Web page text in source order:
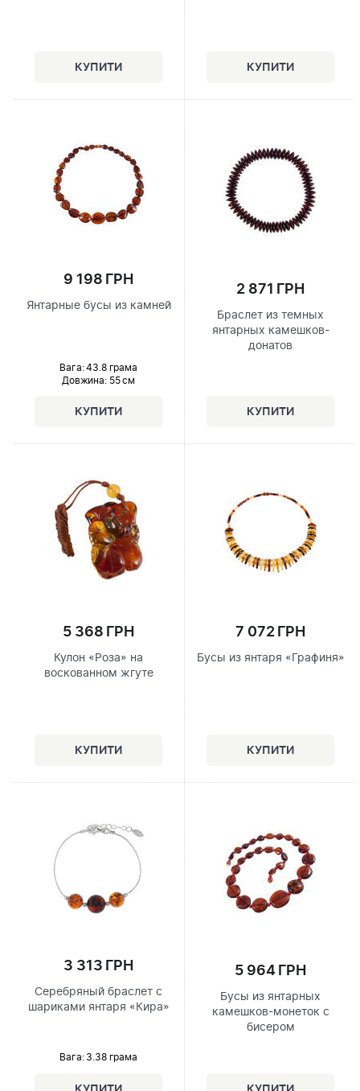
9 198 ГРН
Янтарные бусы из камней
Вага: 43.8 грама
Довжина:55 см
2 871 ГРН
Браслет из темных
янтарных камешков-
донатов
5 368 ГРН
Кулон «Роза» на
воскованном жгуте
7 072 ГРН
Бусы из янтаря «Графиня»
3 313 ГРН
Серебряный браслет с
шариками янтаря «Кира»
Вага: 3.38 грама
5 964 ГРН
Бусы из янтарных
камешков-монеток с
бисером